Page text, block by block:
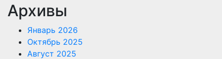
Архивы
Январь 2026
Октябрь 2025
Август 2025